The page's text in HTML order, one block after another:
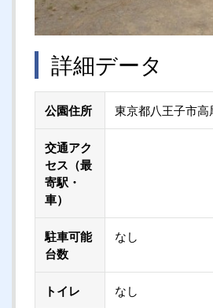
詳細データ
公園住所 東京都八王子市
交通アク
セス（最
寄駅・
車）
駐車可能
台数
なし
トイレ なし